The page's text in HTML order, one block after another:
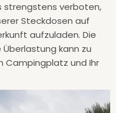
strengstens verboten,
Steckdosen auf
aufzuladen. Die
kann zu
Campingplatz und Ihr